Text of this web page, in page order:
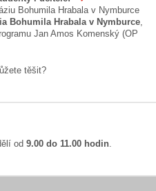
Bohumila Hrabala v Nymburce
Bohumila Hrabala v Nymburce,
Jan Amos Komenský (OP
těšit?
od 9.00 do 11.00 hodin.